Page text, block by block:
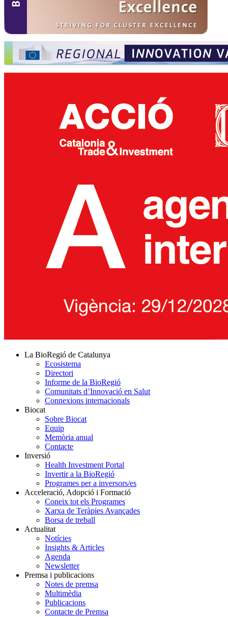
La BioRegió de Catalunya
Ecosistema
Directori
Informe de la BioRegió
Comunitats d’Innovació en Salut
Connexions internacionals
Biocat
Sobre Biocat
Equip
Memòria anual
Contacte
Inversió
Health Investment Portal
Invertir a la BioRegió
Programes per a inversors/es
Acceleració, Adopció i Formació
Coneix tot els Programes
Xarxa de Teràpies Avançades
Borsa de treball
Actualitat
Notícies
Insights & Articles
Agenda
Newsletter
Premsa i publicacions
Notes de premsa
Multimèdia
Publicacions
Contacte de Premsa